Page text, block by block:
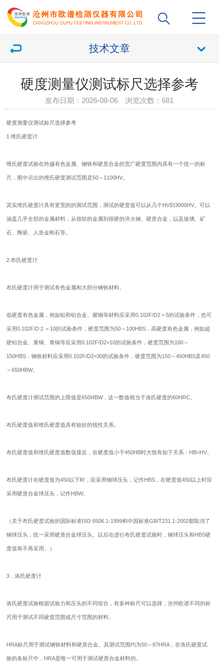
技术文章
硬度测量仪测试标尺选择参考
发布日期：2026-08-06 浏览次数： 681
硬度测量仪测试标尺选择参考
1.维氏硬度计
维氏硬度试验在跨越有色金属、钢铁和硬质合金的宽广硬度范围内具有一个统一的标
尺，图中示出的维氏硬度测试范围是50～1100HV。
其实维氏硬度计具有更宽的的测试范围，测试的硬度值可以从几个HV到3000HV。可以
涵盖几乎全部的金属材料，从很软的金属到很硬的淬火钢、硬质合金，以及玻璃、矿
石、陶瓷、人造金刚石等。
2.布氏硬度计
布氏硬度计用于测试有色金属和大部分钢铁材料。
低硬度有色金属，例如铝和铝合金、紫铜等材料应采用0.102F/D2＝5的试验条件，也可
采用0.102F/D２＝10的试验条件，硬度范围为50～100HBS．高硬度有色金属，例如超
硬铝合金、黄铜、青铜等应采用0.102F/D2=10的试验条件，硬度范围为100～
150HBS．钢铁材料应采用0.102F/D2=30的试验条件，硬度范围为150～450HBS及450
～650HBW。
布氏硬度计测试范围的上限值是650HBW，这一数值相当于洛氏硬度的60HRC。
布氏硬度值和维氏硬度值具有较好的线性关系。
布氏硬度值和维氏硬度值数值接近，在硬度值小于450HB时大致有如下关系：HB≈HV。
布氏硬度计在硬度值为450以下时，应采用钢球压头，记作HBS，在硬度值450以上时应
采用硬质合金球压头，记作HBW。
（关于布氏硬度试验的国际标准ISO 6506.1-1999和中国标准GB/T231.1-2002都取消了
钢球压头，统一采用硬质合金球压头。以后在进行布氏硬度试验时，钢球压头和HBS硬
度值将不再采用。）
3．洛氏硬度计
洛氏硬度试验根据试验力和压头的不同组合，有多种标尺可以选择，沧州欧谱不同的标
尺用于测试不同硬度范围或尺寸范围的材料。
HRA标尺用于测试钢铁材料和硬质合金。其测试范围约为50～87HRA，在洛氏硬度试
验的各标尺中，HRA是唯一可用于测试硬质合金材料的。